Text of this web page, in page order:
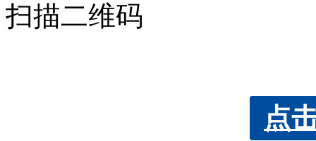
扫描二维码
点